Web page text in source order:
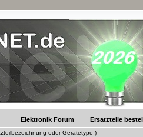
Elektronik Forum Ersatzteile
oder Gerätetype )